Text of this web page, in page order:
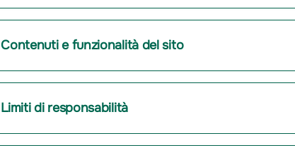
Contenuti e funzionalità del sito
Limiti di responsabilità